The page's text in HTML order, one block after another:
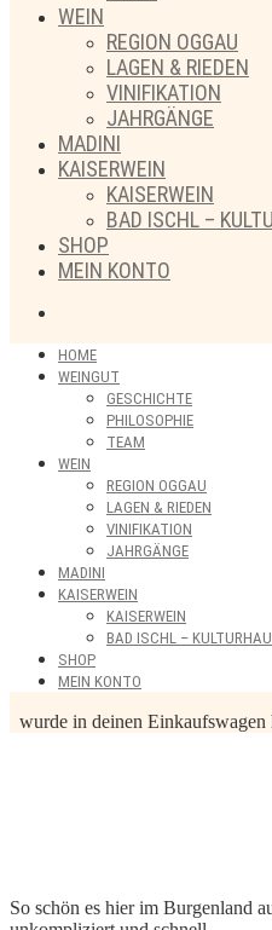
WEIN
REGION OGGAU
LAGEN & RIEDEN
VINIFIKATION
JAHRGÄNGE
MADINI
KAISERWEIN
KAISERWEIN
BAD ISCHL –
SHOP
MEIN KONTO
HOME
WEINGUT
GESCHICHTE
PHILOSOPHIE
TEAM
WEIN
REGION OGGAU
LAGEN & RIEDEN
VINIFIKATION
JAHRGÄNGE
MADINI
KAISERWEIN
KAISERWEIN
BAD ISCHL –
SHOP
MEIN KONTO
wurde in deinen Einkaufswagen
So schön es hier im Burgenland